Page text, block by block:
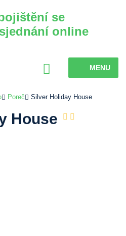
se
online
MENU
Poreč Silver Holiday House
House